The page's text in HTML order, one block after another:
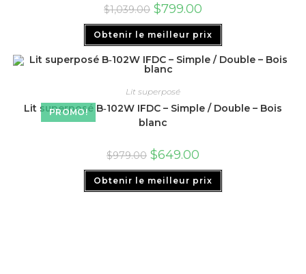
$1,039.00 $799.00
Obtenir le meilleur prix
PROMO!
Lit superposé
Lit superposé B‑102W IFDC – Simple / Double – Bois
blanc
$979.00 $649.00
Obtenir le meilleur prix